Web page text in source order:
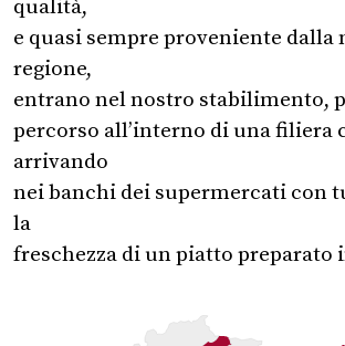
qualità,
e quasi sempre proveniente dalla
regione,
entrano nel nostro stabilimento,
percorso all’interno di una filiera
arrivando
nei banchi dei supermercati con
la
freschezza di un piatto preparato